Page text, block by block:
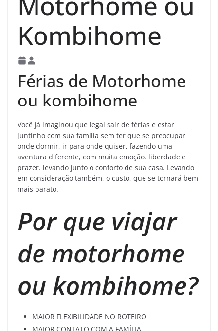
Kombihome
Férias de Motorhome
ou kombihome
Você já imaginou que legal sair de férias e estar
juntinho com sua família sem ter que se preocupar
onde dormir, ir para onde quiser, fazendo uma
aventura diferente, com muita emoção, liberdade e
prazer. levando junto o conforto de sua casa. Levando
em consideração também, o custo, que se tornará bem
mais barato.
Por que viajar
de motorhome
ou kombihome?
MAIOR FLEXIBILIDADE NO ROTEIRO
MAIOR CONTATO COM A FAMÍLIA